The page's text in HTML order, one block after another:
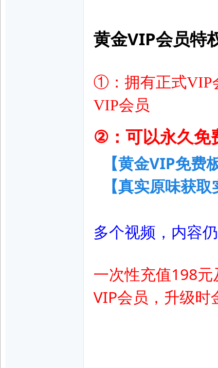
黄金VIP会员特
①：拥有正式VIP
VIP会员
②： 可以永久
【黄金VIP免费
【真实原味获
多个视频， 内容
一次性充值198
VIP会员， 升级时